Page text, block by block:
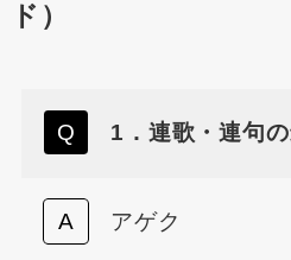
ド）
1．連歌・連句
アゲク